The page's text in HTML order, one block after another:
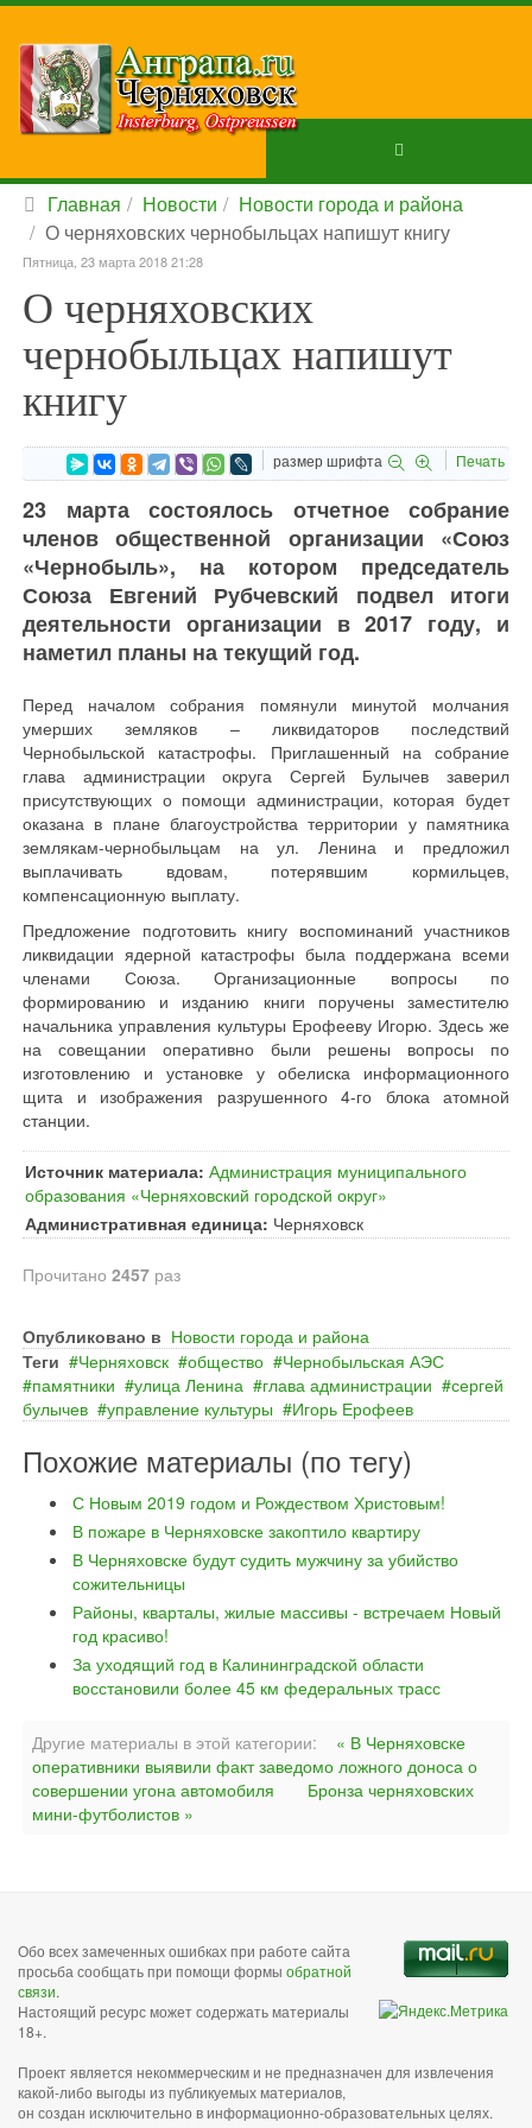
Главная Новости
Новости города и района
О черняховских чернобыльцах напишут книгу
Пятница, 23 марта 2018 21:28
О черняховских
чернобыльцах напишут
книгу
размер шрифта Печать
23 марта состоялось отчетное собрание
членов общественной организации «Союз
«Чернобыль», на котором председатель
Союза Евгений Рубчевский подвел итоги
деятельности организации в 2017 году, и
наметил планы на текущий год.
Перед началом собрания помянули минутой молчания
умерших земляков – ликвидаторов последствий
Чернобыльской катастрофы. Приглашенный на собрание
глава администрации округа Сергей Булычев заверил
присутствующих о помощи администрации, которая будет
оказана в плане благоустройства территории у памятника
землякам-чернобыльцам на ул. Ленина и предложил
выплачивать вдовам, потерявшим кормильцев,
компенсационную выплату.
Предложение подготовить книгу воспоминаний участников
ликвидации ядерной катастрофы была поддержана всеми
членами Союза. Организационные вопросы по
формированию и изданию книги поручены заместителю
начальника управления культуры Ерофееву Игорю. Здесь же
на совещании оперативно были решены вопросы по
изготовлению и установке у обелиска информационного
щита и изображения разрушенного 4-го блока атомной
станции.
Источник материала: Администрация муниципального
образования «Черняховский городской округ»
Административная единица: Черняховск
Прочитано 2457 раз
Опубликовано в Новости города и района
Теги
Черняховск общество
Чернобыльская АЭС
памятники
улица Ленина глава администрации
сергей
булычев
управление культуры Игорь Ерофеев
Похожие материалы (по тегу)
С Новым 2019 годом и Рождеством Христовым!
В пожаре в Черняховске закоптило квартиру
В Черняховске будут судить мужчину за убийство
сожительницы
Районы, кварталы, жилые массивы - встречаем Новый
год красиво!
За уходящий год в Калининградской области
восстановили более 45 км федеральных трасс
Другие материалы в этой категории:
« В Черняховске
оперативники выявили факт заведомо ложного доноса о
совершении угона автомобиля
Бронза черняховских
мини-футболистов »
Обо всех замеченных ошибках при работе сайта
просьба сообщать при помощи формы обратной
связи.
Настоящий ресурс может содержать материалы
18+.
Проект является некоммерческим и не предназначен для извлечения
какой-либо выгоды из публикуемых материалов,
он создан исключительно в информационно-образовательных целях.